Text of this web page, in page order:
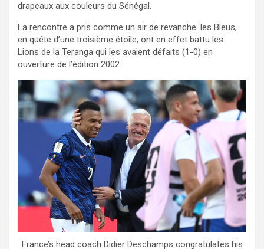
drapeaux aux couleurs du Sénégal.
La rencontre a pris comme un air de revanche: les Bleus,
en quête d’une troisième étoile, ont en effet battu les
Lions de la Teranga qui les avaient défaits (1-0) en
ouverture de l’édition 2002.
France’s head coach Didier Deschamps congratulates his